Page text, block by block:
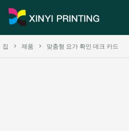
집 > 제품 > 맞춤형 요가 확인 데크 카드